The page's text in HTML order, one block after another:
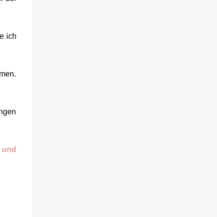
ich